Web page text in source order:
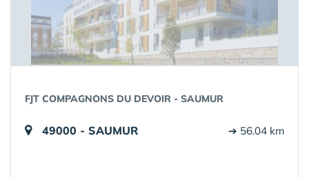
FJT COMPAGNONS DU DEVOIR - SAUMUR
49000 - SAUMUR ➔ 56.04 km